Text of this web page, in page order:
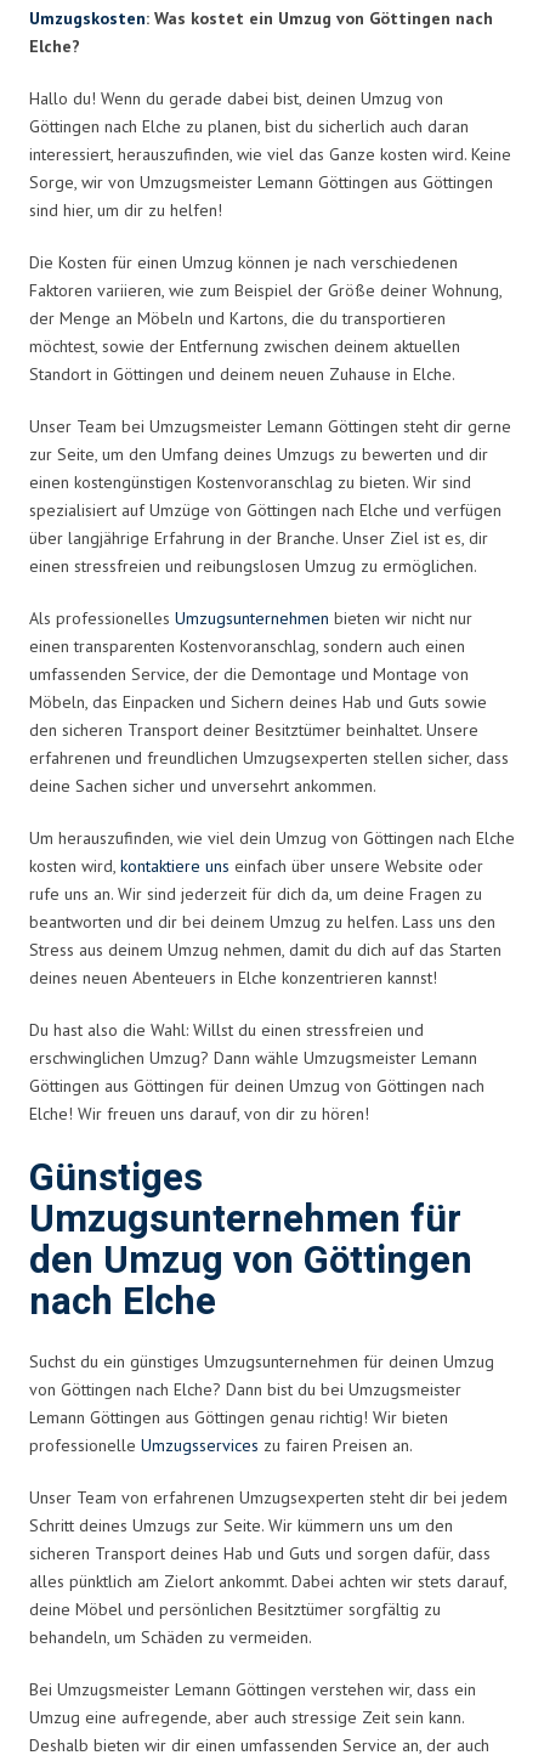
Umzugskosten: Was kostet ein Umzug von Göttingen nach
Elche?
Hallo du! Wenn du gerade dabei bist, deinen Umzug von
Göttingen nach Elche zu planen, bist du sicherlich auch daran
interessiert, herauszufinden, wie viel das Ganze kosten wird. Keine
Sorge, wir von Umzugsmeister Lemann Göttingen aus Göttingen
sind hier, um dir zu helfen!
Die Kosten für einen Umzug können je nach verschiedenen
Faktoren variieren, wie zum Beispiel der Größe deiner Wohnung,
der Menge an Möbeln und Kartons, die du transportieren
möchtest, sowie der Entfernung zwischen deinem aktuellen
Standort in Göttingen und deinem neuen Zuhause in Elche.
Unser Team bei Umzugsmeister Lemann Göttingen steht dir gerne
zur Seite, um den Umfang deines Umzugs zu bewerten und dir
einen kostengünstigen Kostenvoranschlag zu bieten. Wir sind
spezialisiert auf Umzüge von Göttingen nach Elche und verfügen
über langjährige Erfahrung in der Branche. Unser Ziel ist es, dir
einen stressfreien und reibungslosen Umzug zu ermöglichen.
Als professionelles Umzugsunternehmen bieten wir nicht nur
einen transparenten Kostenvoranschlag, sondern auch einen
umfassenden Service, der die Demontage und Montage von
Möbeln, das Einpacken und Sichern deines Hab und Guts sowie
den sicheren Transport deiner Besitztümer beinhaltet. Unsere
erfahrenen und freundlichen Umzugsexperten stellen sicher, dass
deine Sachen sicher und unversehrt ankommen.
Um herauszufinden, wie viel dein Umzug von Göttingen nach Elche
kosten wird, kontaktiere uns einfach über unsere Website oder
rufe uns an. Wir sind jederzeit für dich da, um deine Fragen zu
beantworten und dir bei deinem Umzug zu helfen. Lass uns den
Stress aus deinem Umzug nehmen, damit du dich auf das Starten
deines neuen Abenteuers in Elche konzentrieren kannst!
Du hast also die Wahl: Willst du einen stressfreien und
erschwinglichen Umzug? Dann wähle Umzugsmeister Lemann
Göttingen aus Göttingen für deinen Umzug von Göttingen nach
Elche! Wir freuen uns darauf, von dir zu hören!
Günstiges
Umzugsunternehmen für
den Umzug von Göttingen
nach Elche
Suchst du ein günstiges Umzugsunternehmen für deinen Umzug
von Göttingen nach Elche? Dann bist du bei Umzugsmeister
Lemann Göttingen aus Göttingen genau richtig! Wir bieten
professionelle Umzugsservices zu fairen Preisen an.
Unser Team von erfahrenen Umzugsexperten steht dir bei jedem
Schritt deines Umzugs zur Seite. Wir kümmern uns um den
sicheren Transport deines Hab und Guts und sorgen dafür, dass
alles pünktlich am Zielort ankommt. Dabei achten wir stets darauf,
deine Möbel und persönlichen Besitztümer sorgfältig zu
behandeln, um Schäden zu vermeiden.
Bei Umzugsmeister Lemann Göttingen verstehen wir, dass ein
Umzug eine aufregende, aber auch stressige Zeit sein kann.
Deshalb bieten wir dir einen umfassenden Service an, der auch